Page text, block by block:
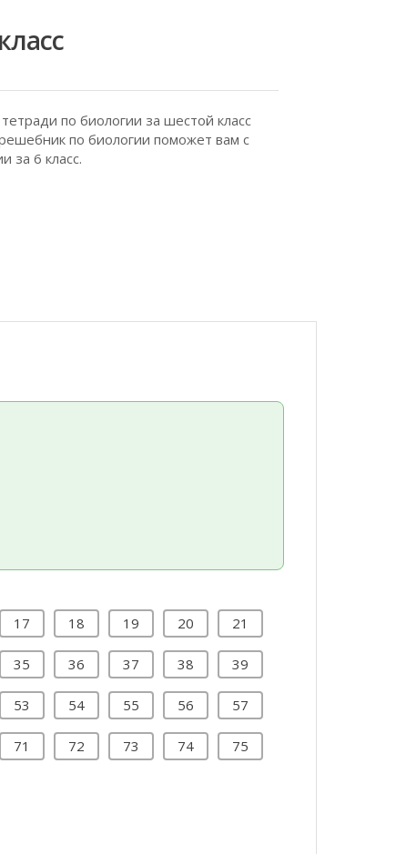
по биологии за шестой класс
по биологии поможет вам с
за 6 класс.
17 18 19 20 21
35 36 37 38 39
53 54 55 56 57
71 72 73 74 75